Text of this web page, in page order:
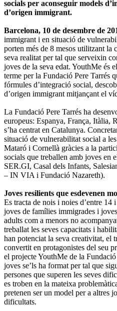
socials per aconseguir models
d’origen immigrant.
Barcelona, 10 de desembre de
immigrant i en situació de
porten més de 8 mesos utilitzant la
seva realitat per tal que serveixin
joves de la seva edat. YouthMe és
terme per la Fundació Pere Tarrés
fórmules d’integració social,
d’origen immigrant mitjançant el
La Fundació Pere Tarrés ha
europeus: Espanya, França, Itàlia,
s’ha centrat en Catalunya.
situació de vulnerabilitat social a
Mataró i Cornellà gràcies a la
socials que treballen amb joves en
SER.GI, Casal dels Infants,
– IN VIA i Fundació Nazareth).
Joves resilients que esdevenen
Es tracta de nois i noies d’entre
joves de famílies immigrades i
adults com a menors no
treballat les seves capacitats i
han potenciat la seva creativitat, el
convertit en protagonistes del seu
el projecte YouthMe de la Fundació
joves se’ls ha format per tal que
persones que superen les seves
es troben en la mateixa
pretenen ser un model per a altres
dificultats.